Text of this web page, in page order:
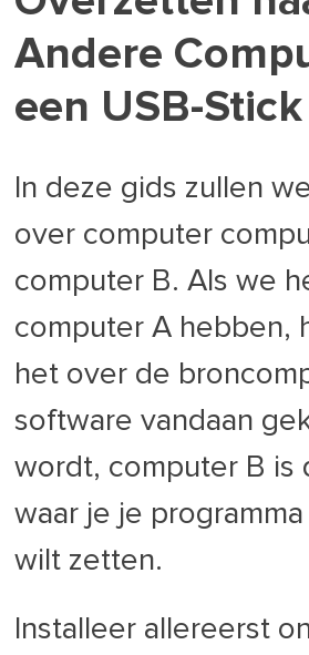
Andere
een USB-Stick
In deze gids zullen
over computer
computer B. Als we
computer A hebben,
het over de
software vandaan
wordt, computer B is
waar je je
wilt zetten.
Installeer allereerst